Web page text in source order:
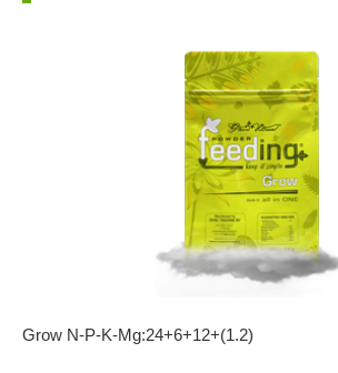
代理店募集
お問い合わせ
お電話でのお問い合わせ
054-270-4456
Grow N-P-K-Mg:24+6+12+(1.2)